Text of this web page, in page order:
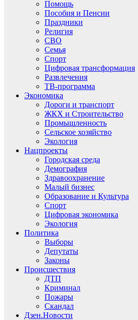
Помощь
Пособия и Пенсии
Праздники
Религия
СВО
Семья
Спорт
Цифровая трансформация
Развлечения
ТВ-программа
Экономика
Дороги и транспорт
ЖКХ и Строительство
Промышленность
Сельское хозяйство
Экология
Нацпроекты
Городская среда
Демография
Здравоохранение
Малый бизнес
Образование и Культура
Спорт
Цифровая экономика
Экология
Политика
Выборы
Депутаты
Законы
Происшествия
ДТП
Криминал
Пожары
Скандал
Дзен.Новости